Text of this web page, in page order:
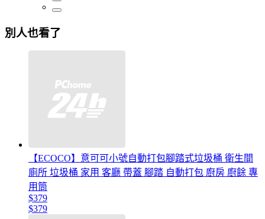
別人也看了
【ECOCO】意可可小號自動打包腳踏式垃圾桶 衛生間
廁所 垃圾桶 家用 客廳 帶蓋 腳踏 自動打包 廚房 廚餘 專
用筒
$379
$379